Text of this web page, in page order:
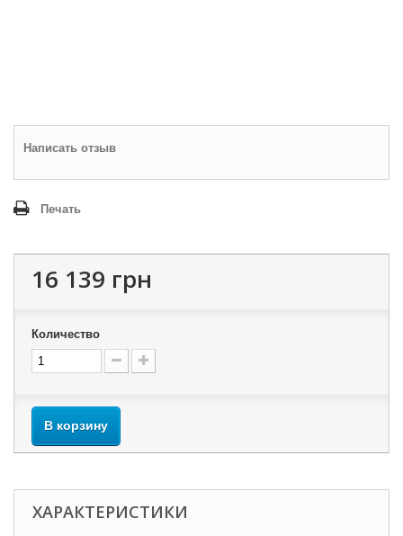
Написать отзыв
Печать
16 139 грн
Количество
В корзину
ХАРАКТЕРИСТИКИ